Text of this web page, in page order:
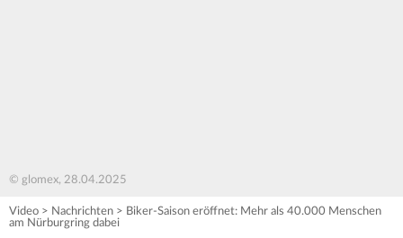
© glomex, 28.04.2025
Video > Nachrichten > Biker-Saison eröffnet: Mehr als 40.000 Menschen
am Nürburgring dabei